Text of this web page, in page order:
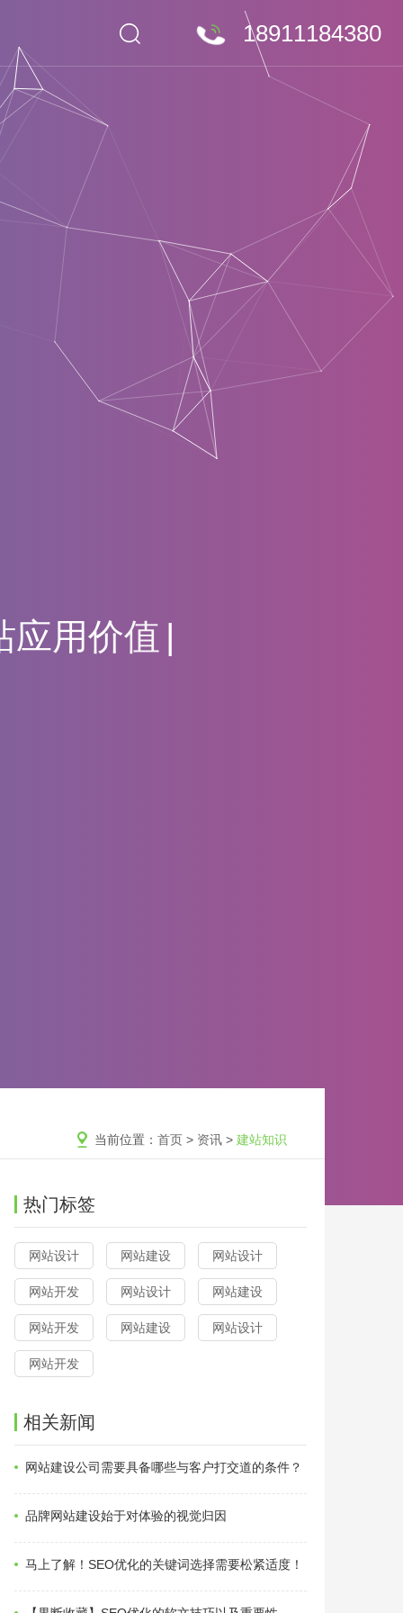
18911184380
应用价值
当前位置：首页 > 资讯 >建站知识
热门标签
网站设计 网站建设 网站设计
网站开发 网站设计 网站建设
网站开发 网站建设 网站设计
网站开发
相关新闻
网站建设公司需要具备哪些与客户打交道的条件？
品牌网站建设始于对体验的视觉归因
马上了解！SEO优化的关键词选择需要松紧适度！